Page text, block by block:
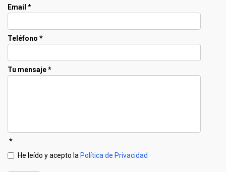
Email *
Teléfono *
Tu mensaje*
*
He leído y acepto la Política de Privacidad